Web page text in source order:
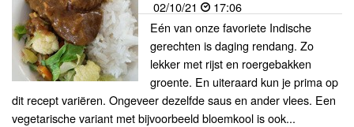
02/10/21
17:06
Eén van onze favoriete Indische
gerechten is daging rendang. Zo
lekker met rijst en roergebakken
groente. En uiteraard kun je prima op
dit recept variëren. Ongeveer dezelfde saus en ander vlees. Een
vegetarische variant met bijvoorbeeld bloemkool is ook...